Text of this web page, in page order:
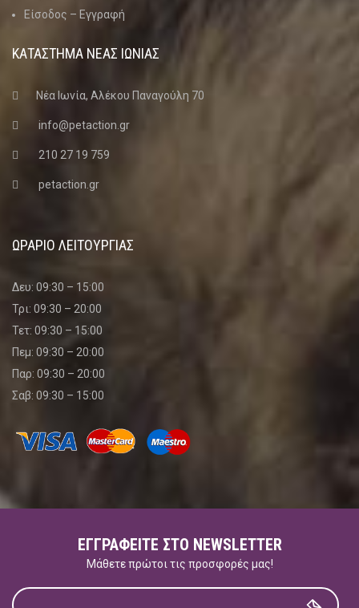
Είσοδος – Εγγραφή
ΚΑΤΑΣΤΗΜΑ ΝΈΑΣ ΙΩΝΊΑΣ
Νέα Ιωνία, Αλέκου Παναγούλη 70
info@petaction.gr
210 27 19 759
petaction.gr
ΩΡΑΡΙΟ ΛΕΙΤΟΥΡΓΙΑΣ
Δευ: 09:30 – 15:00
Τρι: 09:30 – 20:00
Τετ: 09:30 – 15:00
Πεμ: 09:30 – 20:00
Παρ: 09:30 – 20:00
Σαβ: 09:30 – 15:00
ΕΓΓΡΑΦΕΊΤΕ ΣΤΟ NEWSLETTER
Μάθετε πρώτοι τις προσφορές μας!